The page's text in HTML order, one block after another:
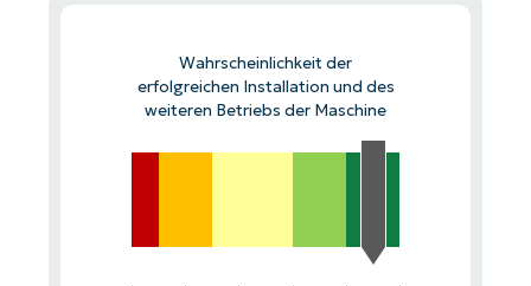
Wahrscheinlichkeit der
erfolgreichen Installation und des
weiteren Betriebs der Maschine